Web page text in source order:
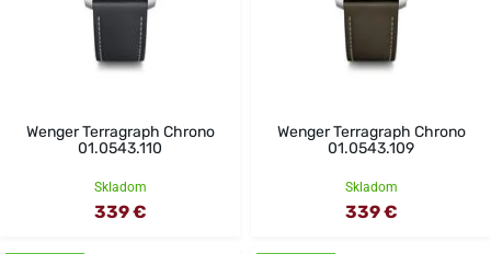
Wenger Terragraph Chrono
01.0543.110
Skladom
339 €
Wenger Terragraph Chrono
01.0543.109
Skladom
339 €